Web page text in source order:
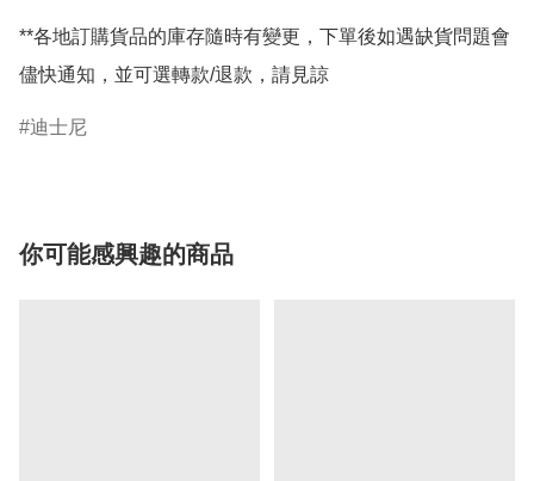
**各地訂購貨品的庫存隨時有變更，下單後如遇缺貨問題會
儘快通知，並可選轉款/退款，請見諒
迪士尼
你可能感興趣的商品